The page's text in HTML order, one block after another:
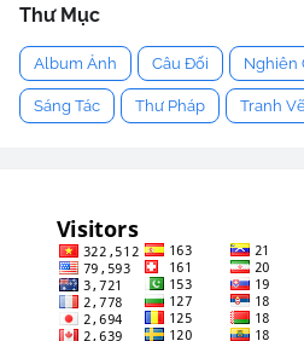
Thư Mục
Album Ảnh Câu Đối Nghiên
Sáng Tác Thư Pháp Tranh